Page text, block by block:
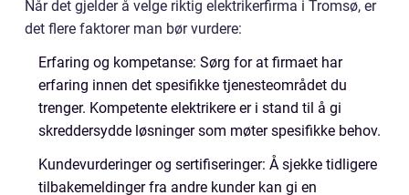
Når det gjelder å velge riktig elektrikerfirma i Tromsø, er
det flere faktorer man bør vurdere:
Erfaring og kompetanse: Sørg for at firmaet har
erfaring innen det spesifikke tjenesteområdet du
trenger. Kompetente elektrikere er i stand til å gi
skreddersydde løsninger som møter spesifikke behov.
Kundevurderinger og sertifiseringer: Å sjekke tidligere
tilbakemeldinger fra andre kunder kan gi en